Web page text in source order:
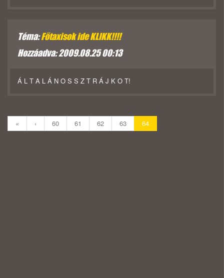
Téma:Főtaxisok ide KLIKK!!!!
Hozzáadva: 2009.08.25 00:13
Á L T A L Á N O S S Z T R Á J K O T!
« ‹ 60 61 62 63 64